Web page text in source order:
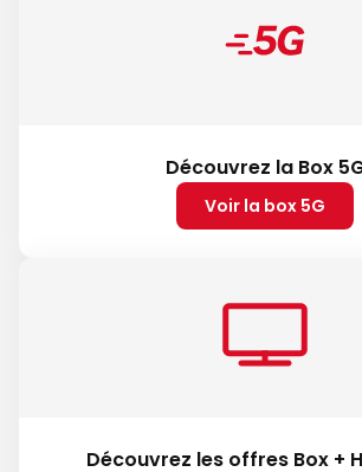
Découvrez la Box
Voir la box 5G
Découvrez les offres Box +